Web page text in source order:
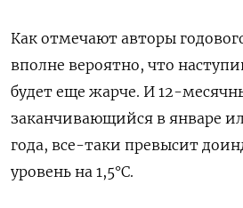
Как отмечают авторы
вполне вероятно, что
будет еще жарче. И 12-
заканчивающийся в январе
года, все-таки превысит
уровень на 1,5°C.